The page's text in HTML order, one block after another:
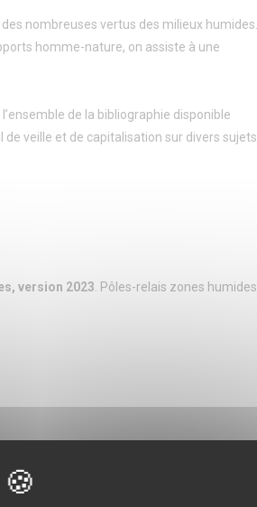
nombreuses vertus des milieux humides.
homme-nature, on assiste à une
de la bibliographie disponible
veille et de capitalisation sur divers sujets
version 2023 . Pôles-relais zones humides.